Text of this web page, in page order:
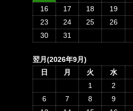
16
17 18 19
23
24 25 26
30
31
翌月(2026年9月)
日
月 火 水
1
2
6
7 8 9